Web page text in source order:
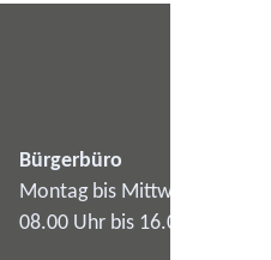
Bürgerbüro
Montag bis Mittwoch
08.00 Uhr bis 16.00 Uhr